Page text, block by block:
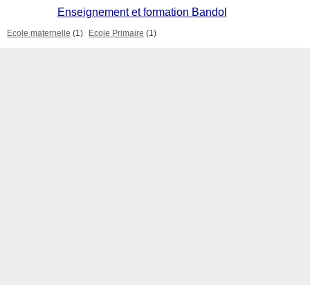
Enseignement et formation Bandol
Ecole maternelle (1) Ecole Primaire (1)